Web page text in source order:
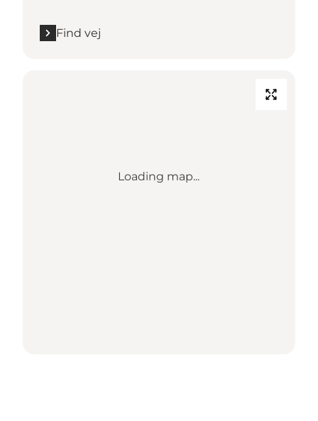
Find vej
Loading map...